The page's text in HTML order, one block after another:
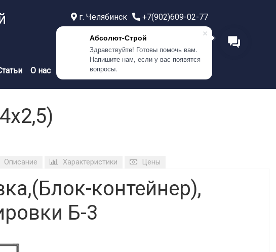
Абсолют-Строй
Здравствуйте! Готовы помочь вам.
Напишите нам, если у вас появятся
вопросы.
г. Челябинск
+7(902)609-02-77
+7(999)586-21-77
г. Самара
+7(908)0400-304
О нас Контакты
Описание Характеристики Цены
контейнер),
Б-3